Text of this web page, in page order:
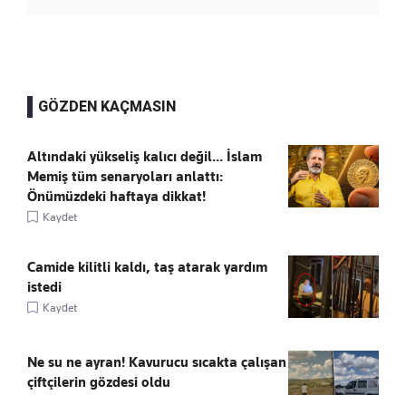
GÖZDEN KAÇMASIN
Altındaki yükseliş kalıcı değil... İslam
Memiş tüm senaryoları anlattı:
Önümüzdeki haftaya dikkat!
Kaydet
Camide kilitli kaldı, taş atarak yardım
istedi
Kaydet
Ne su ne ayran! Kavurucu sıcakta çalışan
çiftçilerin gözdesi oldu